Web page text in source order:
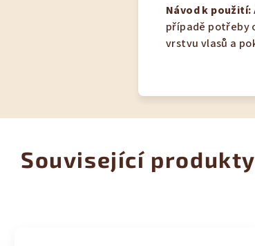
Návod k použití:
případě potřeby
vrstvu vlasů a
Související produkty